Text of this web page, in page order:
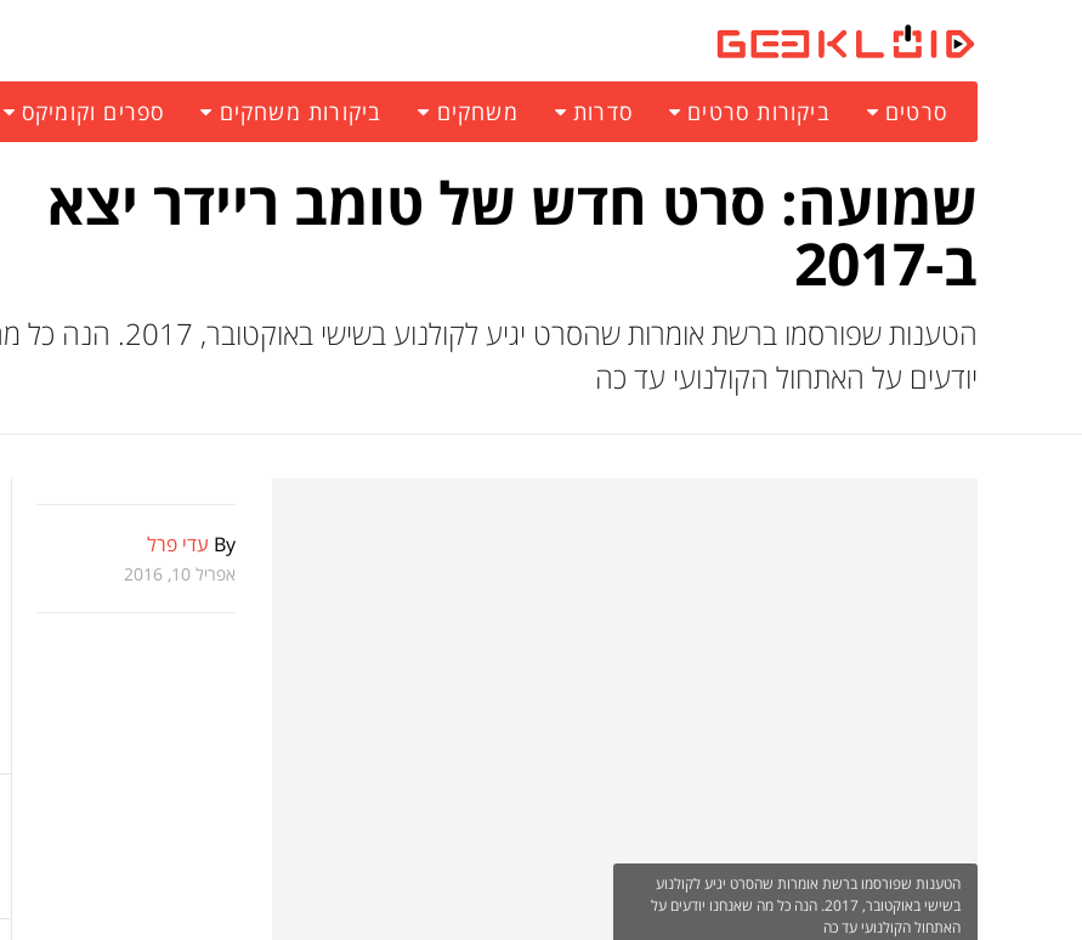
סרטים ביקורות סרטים סדרות משחקים ביקורות משחקים ספרים וקומיקס
שמועה: סרט חדש של טומב ריידר יצא
ב-2017
הטענות שפורסמו ברשת אומרות שהסרט יגיע
יודעים על האתחול הקולנועי עד כה
By עדי פרל
אפריל 10, 2016
הטענות שפורסמו ברשת אומרות שהסרט יגיע לקולנוע
בשישי באוקטובר, 2017. הנה כל מה שאנחנו יודעים על
האתחול הקולנועי עד כה